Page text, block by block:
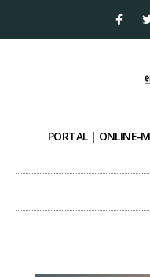
PORTAL | ONLINE-